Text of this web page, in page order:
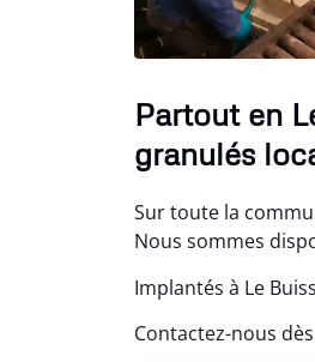
Partout en
granulés
Sur toute la
Nous sommes
Implantés à Le
Contactez-nous